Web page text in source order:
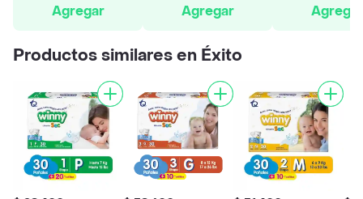
Agregar
Agregar
Agregar
Productos similares en Éxito